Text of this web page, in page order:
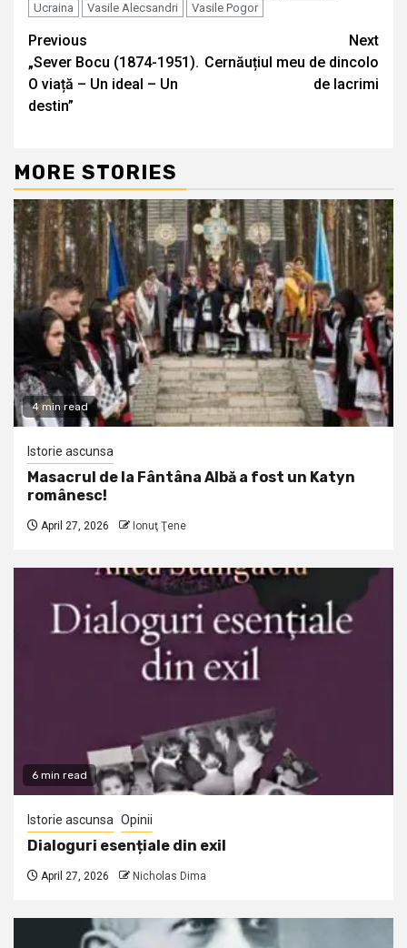
Ucraina
Vasile Alecsandri Vasile Pogor
Continue
Reading
Previous
„Sever Bocu (1874-1951).
O viață – Un ideal – Un
destin”
Next
Cernăuțiul meu de dincolo
de lacrimi
MORE STORIES
4 min read
Istorie ascunsa
Masacrul de la Fântâna Albă a fost un Katyn
românesc!
April 27, 2026 Ionuţ Ţene
6 min read
Istorie ascunsa Opinii
Dialoguri esențiale din exil
April 27, 2026 Nicholas Dima